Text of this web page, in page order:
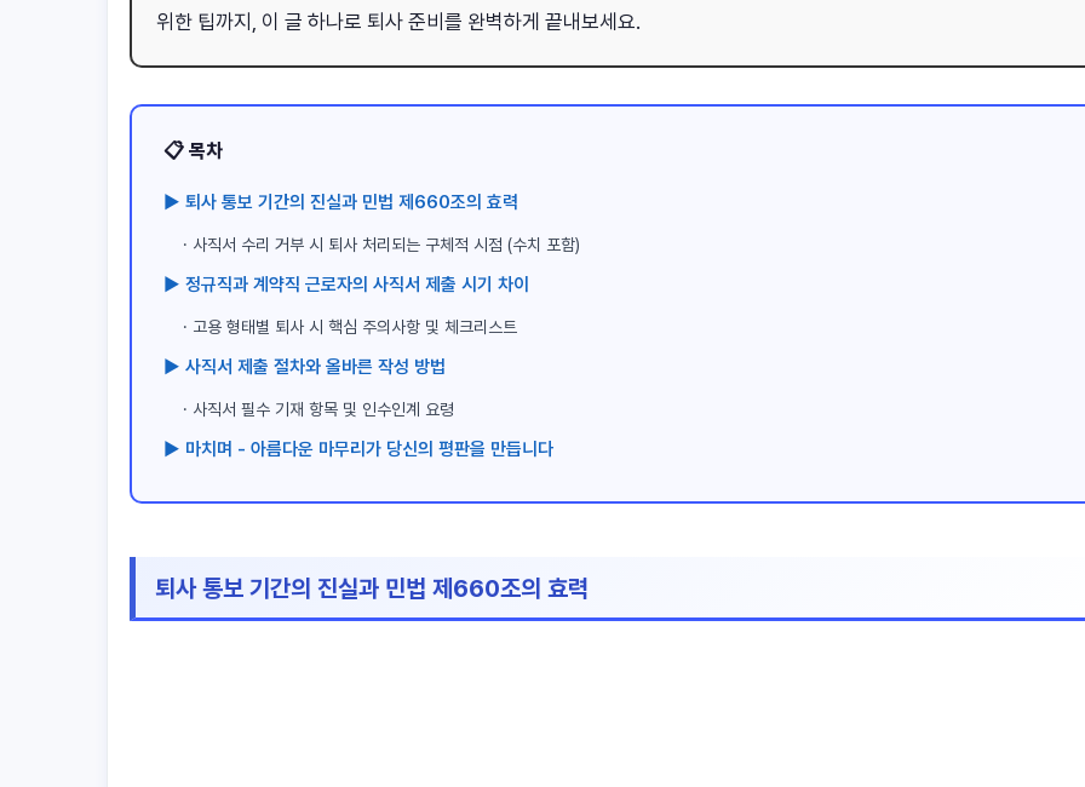
위한 팁까지, 이 글 하나로 퇴사 준비를 완벽하게 끝내보세요.
📋 목차
▶ 퇴사 통보 기간의 진실과 민법 제660조의 효력
· 사직서 수리 거부 시 퇴사 처리되는 구체적 시점 (수치 포함)
▶ 정규직과 계약직 근로자의 사직서 제출 시기 차이
· 고용 형태별 퇴사 시 핵심 주의사항 및 체크리스트
▶ 사직서 제출 절차와 올바른 작성 방법
· 사직서 필수 기재 항목 및 인수인계 요령
▶ 마치며 - 아름다운 마무리가 당신의 평판을 만듭니다
퇴사 통보 기간의 진실과 민법 제660조의 효력